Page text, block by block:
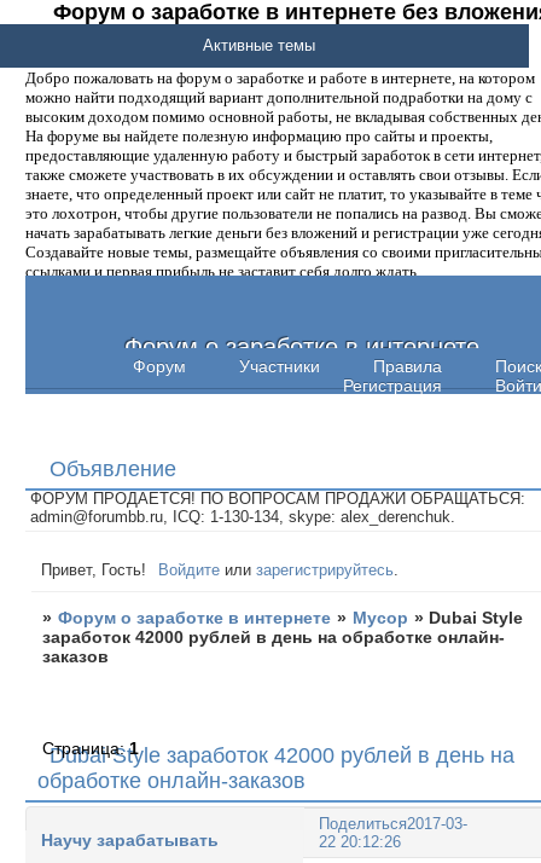
Форум о заработке в интернете без
денег.
Добро пожаловать на форум о заработке и работе в интернете, на котором
можно найти подходящий вариант дополнительной подработки на дому с
высоким доходом помимо основной работы, не вкладывая собственных
На форуме вы найдете полезную информацию про сайты и проекты,
предоставляющие удаленную работу и быстрый заработок в сети
также сможете участвовать в их обсуждении и оставлять свои отзывы.
знаете, что определенный проект или сайт не платит, то указывайте в теме
это лохотрон, чтобы другие пользователи не попались на развод. Вы
начать зарабатывать легкие деньги без вложений и регистрации уже
Создавайте новые темы, размещайте объявления со своими
ссылками и первая прибыль не заставит себя долго ждать.
Форум о заработке в интернете
Форум Участники Правила
Поиск
Регистрация
Войти
Активные темы
Объявление
ФОРУМ ПРОДАЕТСЯ! ПО ВОПРОСАМ ПРОДАЖИ ОБРАЩАТЬСЯ:
admin@forumbb.ru, ICQ: 1-130-134, skype: alex_derenchuk.
Привет, Гость! Войдите илизарегистрируйтесь
» Форум о заработке в интернете » Мусор » Dubai Style
заработок 42000 рублей в день на обработке онлайн-
заказов
Dubai Style заработок 42000 рублей в день на
обработке онлайн-заказов
Страница:1
Поделиться2017-03-
22 20:12:26
Научу зарабатывать